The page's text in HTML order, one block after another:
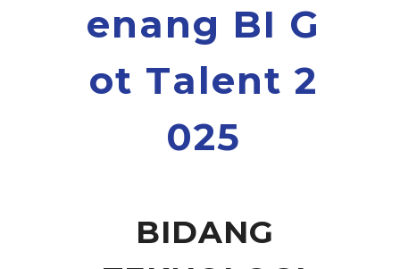
enang BI G
ot Talent 2
025
BIDANG